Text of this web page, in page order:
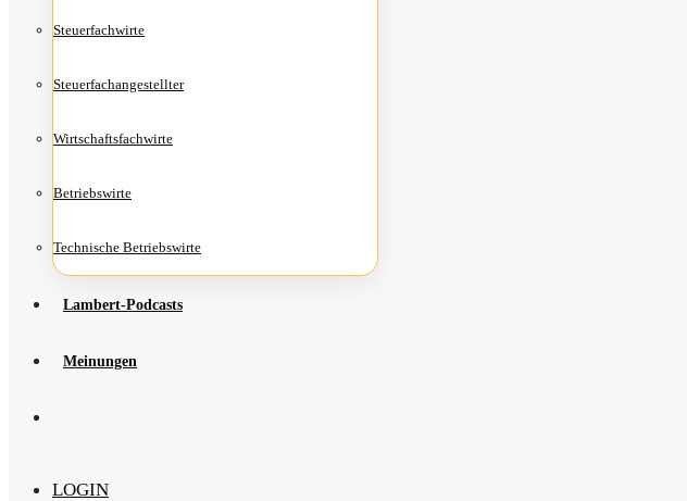
Steu­er­fach­wir­te
Steu­er­fach­an­ge­stell­ter
Wirt­schafts­fach­wir­te
Betriebs­wir­te
Tech­ni­sche Betriebswirte
Lam­­bert-Pod­­casts
Mei­nun­gen
LOGIN